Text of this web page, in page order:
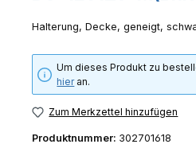
Halterung, Decke, geneigt,
Um dieses Produkt zu
hieran.
Zum Merkzettel hinzufügen
Produktnummer: 302701618